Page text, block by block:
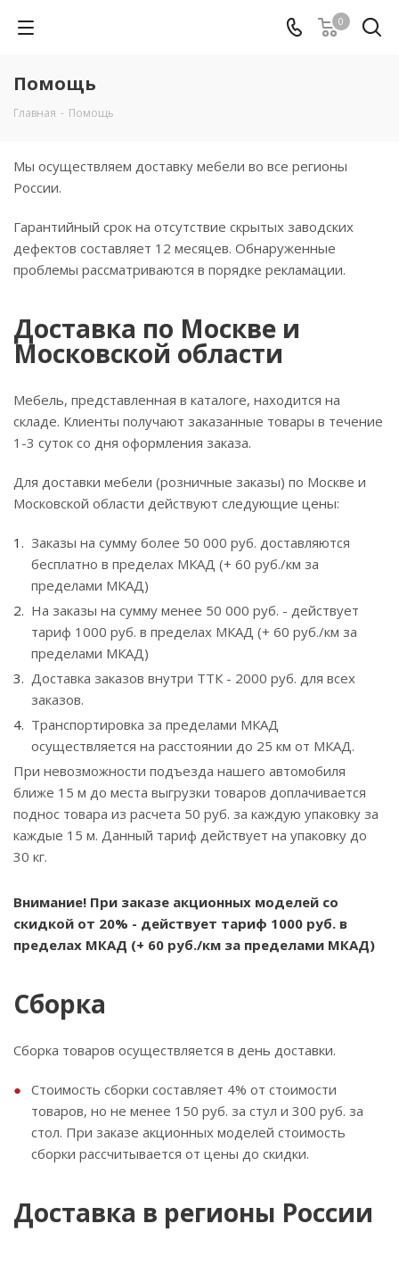
0
Помощь
Главная - Помощь
Мы осуществляем доставку мебели во все регионы
России.
Гарантийный срок на отсутствие скрытых заводских
дефектов составляет 12 месяцев. Обнаруженные
проблемы рассматриваются в порядке рекламации.
Доставка по Москве и
Московской области
Мебель, представленная в каталоге, находится на
складе. Клиенты получают заказанные товары в течение
1-3 суток со дня оформления заказа.
Для доставки мебели (розничные заказы) по Москве и
Московской области действуют следующие цены:
Заказы на сумму более 50 000 руб. доставляются
бесплатно в пределах МКАД (+ 60 руб./км за
пределами МКАД)
На заказы на сумму менее 50 000 руб. - действует
тариф 1000 руб. в пределах МКАД (+ 60 руб./км за
пределами МКАД)
Доставка заказов внутри ТТК - 2000 руб. для всех
заказов.
Транспортировка за пределами МКАД
осуществляется на расстоянии до 25 км от МКАД.
При невозможности подъезда нашего автомобиля
ближе 15 м до места выгрузки товаров доплачивается
поднос товара из расчета 50 руб. за каждую упаковку за
каждые 15 м. Данный тариф действует на упаковку до
30 кг.
Внимание! При заказе акционных моделей со
скидкой от 20% - действует тариф 1000 руб. в
пределах МКАД (+ 60 руб./км за пределами МКАД)
Сборка
Сборка товаров осуществляется в день доставки.
Стоимость сборки составляет 4% от стоимости
товаров, но не менее 150 руб. за стул и 300 руб. за
стол. При заказе акционных моделей стоимость
сборки рассчитывается от цены до скидки.
Доставка в регионы России